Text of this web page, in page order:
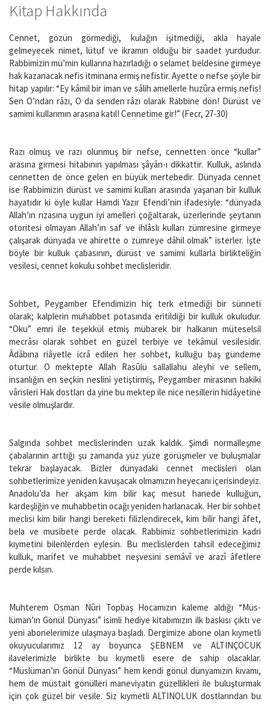
Kitap Hakkında
Cennet, gözün görmediği, kulağın işitmediği, akla hayale
gelmeyecek nimet, lütuf ve ikramın olduğu bir saadet yurdudur.
Rabbimizin mü’min kullarına hazırladığı o selamet beldesine girmeye
hak kazanacak nefis itminana ermiş nefistir. Ayette o nefse şöyle bir
hitap yapılır: “Ey kâmil bir iman ve sâlih amellerle huzûra ermiş nefis!
Sen O’ndan râzı, O da senden râzı olarak Rabbine dön! Dürüst ve
samimi kullarımın arasına katıl! Cennetime gir!” (Fecr, 27-30)
Razı olmuş ve razı olunmuş bir nefse, cennetten önce “kullar”
arasına girmesi hitabının yapılması şâyân-ı dikkattir. Kulluk, aslında
cennetten de önce gelen en büyük mertebedir. Dünyada cennet
ise Rabbimizin dürüst ve samimi kulları arasında yaşanan bir kulluk
hayatıdır ki öyle kullar Hamdi Yazır Efendi’nin ifadesiyle: “dünyada
Allah’ın rızasına uygun iyi amelleri çoğaltarak, üzerlerinde şeytanın
otoritesi olmayan Allah’ın saf ve ihlâslı kulları zümresine girmeye
çalışarak dünyada ve ahirette o zümreye dâhil olmak” isterler. İşte
böyle bir kulluk çabasının, dürüst ve samimi kullarla birlikteliğin
vesilesi, cennet kokulu sohbet meclisleridir.
Sohbet, Peygamber Efendimizin hiç terk etmediği bir sünneti
olarak; kalplerin muhabbet potasında eritildiği bir kulluk okuludur.
“Oku” emri ile teşekkül etmiş mübarek bir halkanın müteselsil
mecrâsı olarak sohbet en güzel terbiye ve tekâmül vesilesidir.
Âdâbına riâyetle icrâ edilen her sohbet, kulluğu baş gündeme
oturtur. O mektepte Allah Rasûlü sallallahu aleyhi ve sellem,
insanlığın en seçkin neslini yetiştirmiş, Peygamber mirasının hakiki
vârisleri Hak dostları da yine bu mektep ile nice nesillerin hidâyetine
vesile olmuşlardır.
Salgında sohbet meclislerinden uzak kaldık. Şimdi normalleşme
çabalarının arttığı şu zamanda yüz yüze görüşmeler ve buluşmalar
tekrar başlayacak. Bizler dünyadaki cennet meclisleri olan
sohbetlerimize yeniden kavuşacak olmamızın heyecanı içerisindeyiz.
Anadolu’da her akşam kim bilir kaç mesut hanede kulluğun,
kardeşliğin ve muhabbetin ocağı yeniden harlanacak. Her bir sohbet
meclisi kim bilir hangi bereketi filizlendirecek, kim bilir hangi âfet,
bela ve musibete perde olacak. Rabbimiz sohbetlerimizin kadri
kıymetini bilenlerden eylesin. Bu meclislerden tahsil edeceğimiz
kulluk, marifet ve muhabbet neşvesini semâvî ve arazî âfetlere
perde kılsın.
Muhterem Osman Nûri Topbaş Hocamızın kaleme aldığı “Müs­
lüman’ın Gönül Dünyası” isimli hediye kitabımızın ilk baskısı çıktı ve
yeni abonelerimize ulaşmaya başladı. Dergimize abone olan kıymetli
okuyucularımız 12 ay boyunca ŞEBNEM ve ALTINÇOCUK
ilavelerimizle birlikte bu kıymetli esere de sahip olacaklar.
“Müslüman’ın Gönül Dünyası” hem kendi gönül dünyamızın kıvamı,
hem de müstait gönülleri maneviyatın güzellikleri ile buluşturmak
için çok güzel bir vesile. Siz kıymetli ALTINOLUK dostlarından bu